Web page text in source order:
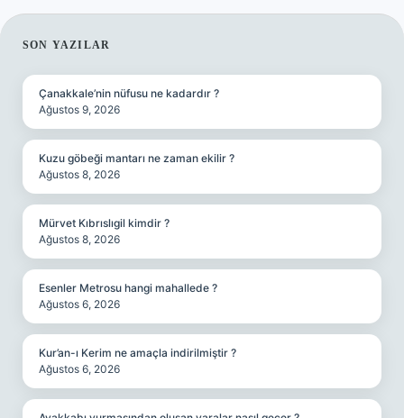
SIDEBAR
SON YAZILAR
Çanakkale’nin nüfusu ne kadardır ?
Ağustos 9, 2026
Kuzu göbeği mantarı ne zaman ekilir ?
Ağustos 8, 2026
Mürvet Kıbrıslıgil kimdir ?
Ağustos 8, 2026
Esenler Metrosu hangi mahallede ?
Ağustos 6, 2026
Kur’an-ı Kerim ne amaçla indirilmiştir ?
Ağustos 6, 2026